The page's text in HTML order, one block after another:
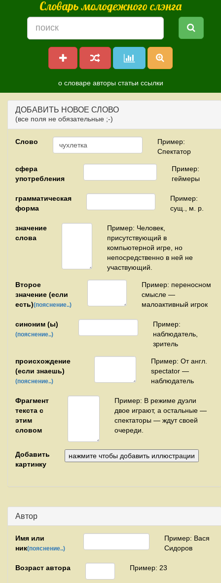
Словарь молодежного слэнга
о словаре авторы статьи ссылки
ДОБАВИТЬ НОВОЕ СЛОВО
(все поля не обязательные ;-)
Слово
Пример:
Спектатор
сфера
употребления
Пример:
геймеры
грамматическая
форма
Пример:
сущ., м. р.
значение
слова
Пример: Человек,
присутствующий в
компьютерной игре, но
непосредственно в ней не
участвующий.
Второе
значение (если
есть)(пояснение..)
Пример: переносном
смысле —
малоактивный игрок
синоним (ы)
(пояснение..)
Пример:
наблюдатель,
зритель
происхождение
(если знаешь)
(пояснение..)
Пример: От англ.
spectator —
наблюдатель
Фрагмент
текста с
этим
словом
Пример: В режиме дуэли
двое играют, а остальные —
спектаторы — ждут своей
очереди.
Добавить
картинку
Автор
Имя или
ник(пояснение..)
Пример: Вася
Сидоров
Возраст автора Пример: 23